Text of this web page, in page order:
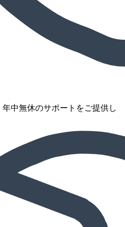
中無休のサポートをご提供し